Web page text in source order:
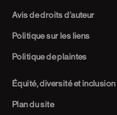
Avis de droits d’auteur
Politique sur les liens
Politique de plaintes
Équité, diversité et inclusion
Plan du site